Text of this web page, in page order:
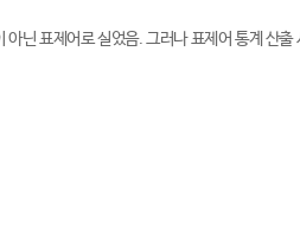
닌 표제어로 실었음. 그러나 표제어 통계 산출